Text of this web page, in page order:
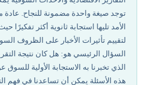
ما هي التوقعات التوافقية للسوق؟
ماذا يحدث؟! هل قاموا بتعديل البيانات؟!
إخلاء المسؤولية وتنويه المخاطر
توجد صيغة واحدة مضمونة للنجاح. عادة
الأمد تليها استجابة ثانوية أكثر تفكيرًا
لتقييم تأثيرات الأخبار على الظروف
السؤال الرئيسي هو: هل كان نتيجة
الذي تخبرنا به الاستجابة الأولية للسوق
هذه الأسئلة يمكن أن تساعدنا في فهم